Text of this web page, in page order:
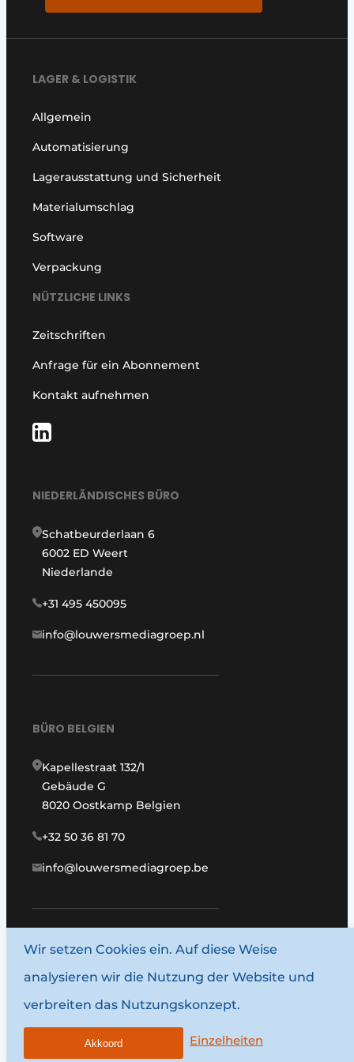
LAGER & LOGISTIK
Allgemein
Automatisierung
Lagerausstattung und Sicherheit
Materialumschlag
Software
Verpackung
NÜTZLICHE LINKS
Zeitschriften
Anfrage für ein Abonnement
Kontakt aufnehmen
NIEDERLÄNDISCHES BÜRO
Schatbeurderlaan 6
6002 ED Weert
Niederlande
+31 495 450095
info@louwersmediagroep.nl
BÜRO BELGIEN
Kapellestraat 132/1
Gebäude G
8020 Oostkamp Belgien
+32 50 36 81 70
info@louwersmediagroep.be
www.louwersmediagroep.com
© 1987–2026 Louwersmediagroep.
Allgemeine Bedingungen und Konditionen
Wir setzen Cookies ein. Auf diese Weise
analysieren wir die Nutzung der Website und
verbreiten das Nutzungskonzept.
Einzelheiten
Akkoord